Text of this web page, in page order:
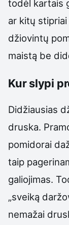
todėl kartais
ar kitų
džiovintų
maistą be
Kur slypi
Didžiausias
druska.
pomidorai
taip
galiojimas.
„sveiką
nemažai